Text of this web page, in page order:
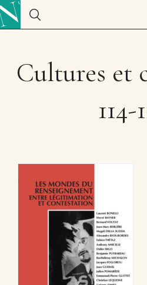
Cultures et
114-